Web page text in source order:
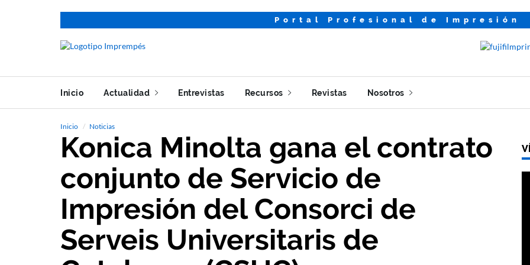
Portal Profesional de Impresión
Inicio Actualidad Entrevistas Recursos Revistas Nosotros
Inicio Noticias
Konica Minolta gana el contrato
conjunto de Servicio de
Impresión del Consorci de
Serveis Universitaris de